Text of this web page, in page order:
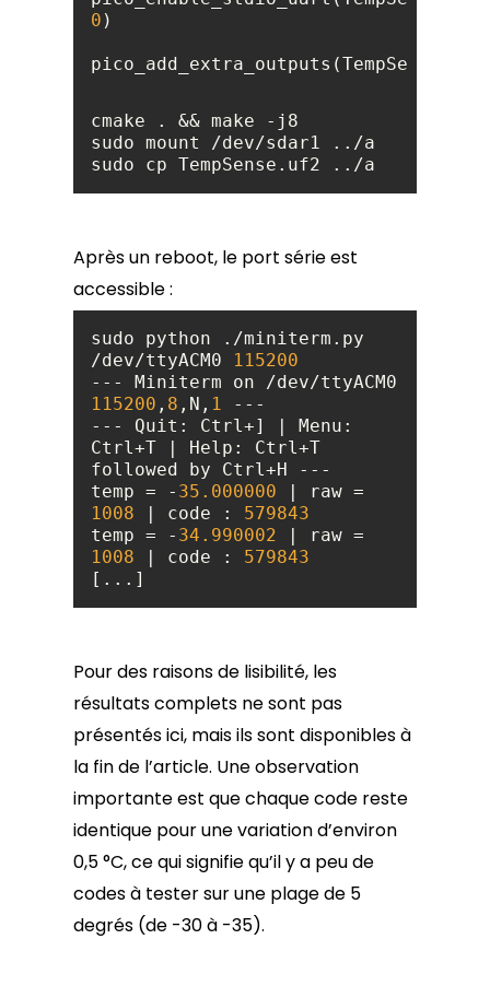
0
pico_add_extra_outputs(TempSense)
sudo cp TempSense.uf2 ../a
Après un reboot, le port série est
accessible :
sudo python ./miniterm.py
/dev/ttyACM0 115200
115200 , 8 ,N, 1
--- Quit: Ctrl+] | Menu:
Ctrl+T | Help: Ctrl+T
temp = - 35.000000
1008 | code : 579843
temp = - 34.990002
1008 | code : 579843
[...]
Pour des raisons de lisibilité, les
résultats complets ne sont pas
présentés ici, mais ils sont disponibles à
la fin de l’article. Une observation
importante est que chaque code reste
identique pour une variation d’environ
0,5 °C, ce qui signifie qu’il y a peu de
codes à tester sur une plage de 5
degrés (de -30 à -35).